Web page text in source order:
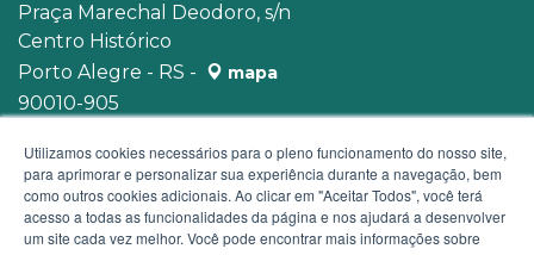
Praça Marechal Deodoro, s/n
Centro Histórico
Porto Alegre - RS -
mapa
90010-905
Utilizamos cookies necessários para o pleno funcionamento do nosso site,
para aprimorar e personalizar sua experiência durante a navegação, bem
como outros cookies adicionais. Ao clicar em "Aceitar Todos", você terá
acesso a todas as funcionalidades da página e nos ajudará a desenvolver
um site cada vez melhor. Você pode encontrar mais informações sobre